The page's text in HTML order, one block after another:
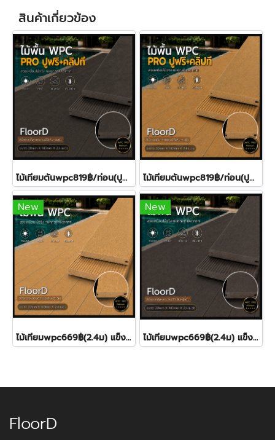
สินค้าเกี่ยวข้อง
ไม้เทียมตันwpc819฿/ท่อน(ปูฟรี) พื้นไม้เทียมทนแดดฝน15ปี ไม้เทียมตันwpc819฿/ท่อน(ปูฟรี) พื้นไม้เทียมทนแดดฝน15ปี(copy)
New
ไม้เทียมwpc669฿(2.4ม) แข็งแรงสูงสุด ทนแดดทนฝน15ปี+
New
ไม้เทียมwpc669฿(2.4ม) แข็งแรงสูงสุด ทนแดดทนฝน15ปี+
FloorD